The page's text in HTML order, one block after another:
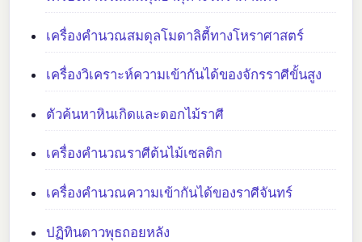
เครื่องคำนวณสมดุลโมดาลิตี้ทางโหราศาสตร์
เครื่องวิเคราะห์ความเข้ากันได้ของจักรราศีขั้นสูง
ตัวค้นหาหินเกิดและดอกไม้ราศี
เครื่องคำนวณราศีต้นไม้เซลติก
เครื่องคำนวณความเข้ากันได้ของราศีจันทร์
ปฏิทินดาวพุธถอยหลัง